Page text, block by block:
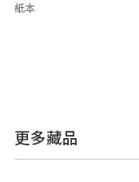
紙本
更多藏品